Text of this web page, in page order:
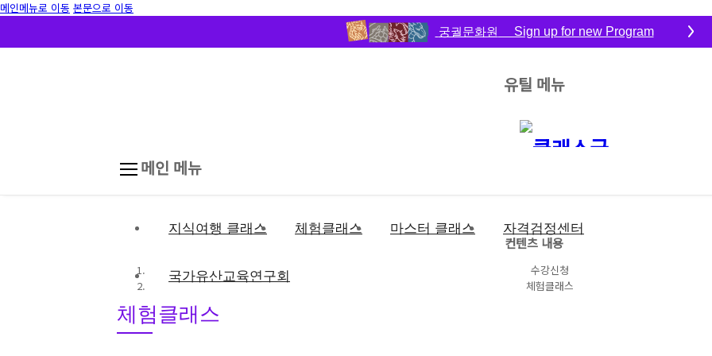
메인메뉴로 이동 본문으로 이동
궁궐문화원 Sign up for new Program
컨텐츠 내용
수강신청
체험클래스
체험클래스
메인 메뉴
지식여행 클래스 체험클래스 마스터 클래스 자격검정센터
국가유산교육연구회
유틸 메뉴